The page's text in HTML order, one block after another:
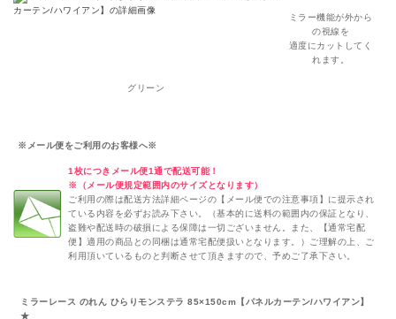
ミラー機能が外から
の視線を
適度にカットしてく
れます。
グリーン
※メール便をご利用のお客様へ※
1枚につきメール便1通で配送可能！
※（メール便規定範囲内のサイズとなります）
ご利用の際は配送方法詳細ページの【メール便での注意事項】に提示され
ている内容を必ずお読み下さい。（基本的に送料の範囲内の保証となり、
盗難や配送時の破損による保障は一切ございません。また、【通常宅配
便】適用の商品との同梱は通常宅配便扱いとなります。）ご理解の上、ご
利用頂いているものと判断させて頂きますので、予めご了承下さい。
ミラーレース のれん ひらりモンステラ 85×150cm【パネルカーテン/ハワイアン】
★